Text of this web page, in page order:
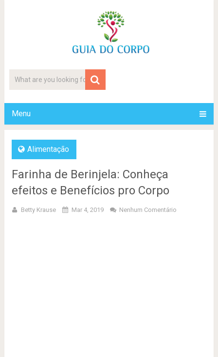
Menu
Alimentação
Farinha de Berinjela: Conheça
efeitos e Benefícios pro Corpo
Betty Krause Mar 4, 2019 Nenhum Comentário